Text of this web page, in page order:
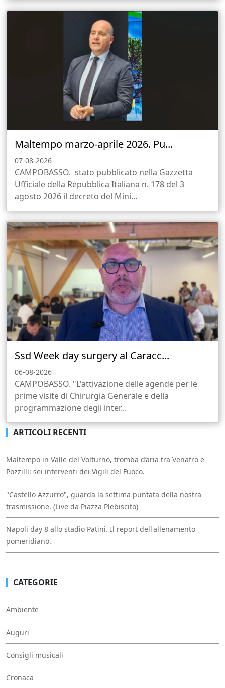
Maltempo marzo-aprile 2026. Pu...
07-08-2026
CAMPOBASSO. stato pubblicato nella Gazzetta
Ufficiale della Repubblica Italiana n. 178 del 3
agosto 2026 il decreto del Mini...
Ssd Week day surgery al Caracc...
06-08-2026
CAMPOBASSO. "L'attivazione delle agende per le
prime visite di Chirurgia Generale e della
programmazione degli inter...
ARTICOLI RECENTI
Maltempo in Valle del Volturno, tromba d’aria tra Venafro e
Pozzilli: sei interventi dei Vigili del Fuoco.
"Castello Azzurro", guarda la settima puntata della nostra
trasmissione. (Live da Piazza Plebiscito)
Napoli day 8 allo stadio Patini. Il report dell'allenamento
pomeridiano.
CATEGORIE
Ambiente
Auguri
Consigli musicali
Cronaca